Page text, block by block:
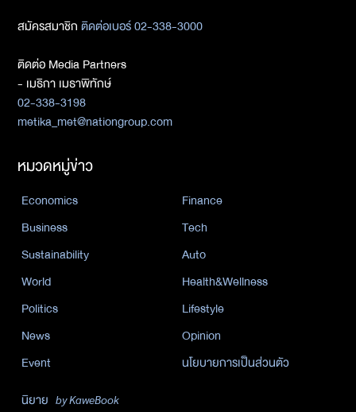
สมัครสมาชิกติดต่อเบอร์ 02-338-3000
ติดต่อ Media Partners
- เมธิกา เมธาพิทักษ์
02-338-3198
metika_met@nationgroup.com
หมวดหมู่ข่าว
Economics
Finance
Business
Tech
Sustainability
Auto
World
Health&Wellness
Politics
Lifestyle
News
Opinion
Event
นโยบายการเป็นส่วนตัว
นิยาย by KaweBook